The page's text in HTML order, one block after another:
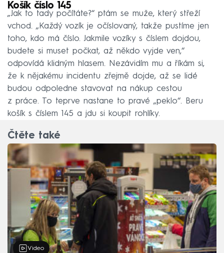
Košík číslo 145
„Jak to tady počítáte?“ ptám se muže, který střeží
vchod. „Každý vozík je očíslovaný, takže pustíme jen
toho, kdo má číslo. Jakmile vozíky s číslem dojdou,
budete si muset počkat, až někdo vyjde ven,“
odpovídá klidným hlasem. Nezávidím mu a říkám si,
že k nějakému incidentu zřejmě dojde, až se lidé
budou odpoledne stavovat na nákup cestou
z práce. To teprve nastane to pravé „peklo“. Beru
košík s číslem 145 a jdu si koupit rohlíky.
Čtěte také
Video